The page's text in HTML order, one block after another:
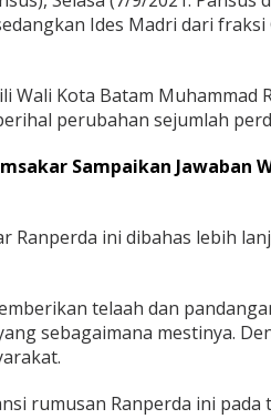
Ides Madri dari fraksi
Wali Kota Batam Muhammad
perubahan sejumlah
Sampaikan Jawaban
Ranperda ini dibahas lebih
telaah dan
sebagaimana mestinya.
rumusan Ranperda ini pada